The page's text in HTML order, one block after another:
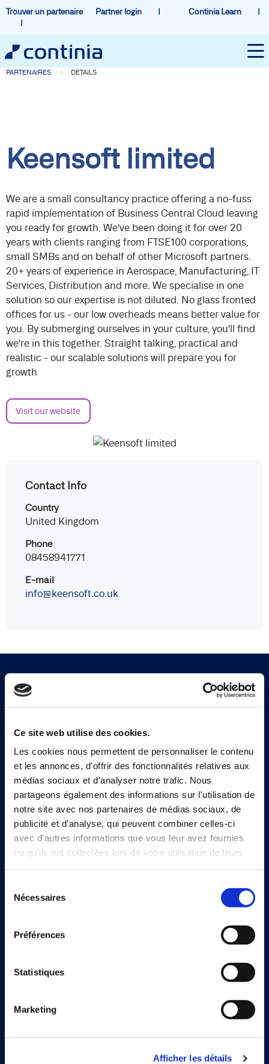
Ce site web utilise des cookies.
Les cookies nous permettent de personnaliser le contenu
et les annonces, d'offrir des fonctionnalités relatives aux
médias sociaux et d'analyser notre trafic. Nous
partageons également des informations sur l'utilisation de
notre site avec nos partenaires de médias sociaux, de
publicité et d'analyse, qui peuvent combiner celles-ci
avec d'autres informations que vous leur avez fournies
ou qu'ils ont collectées lors de votre utilisation de leurs
Nécessaires
Préférences
Statistiques
Marketing
Afficher les détails
Trouver un partenaire Partner login Continia Learn
PARTENAIRES DETAILS
Keensoft limited
We are a small consultancy practice offering a no-fuss
rapid implementation of Business Central Cloud leaving
you ready for growth. We've been doing it for over 20
years with clients ranging from FTSE100 corporations,
small SMBs and on behalf of other Microsoft partners.
20+ years of experience in Aerospace, Manufacturing, IT
Services, Distribution and more. We specialise in one
solution so our expertise is not diluted. No glass fronted
offices for us - our low overheads means better value for
you. By submerging ourselves in your culture, you'll find
we're in this together. Straight talking, practical and
realistic - our scalable solutions will prepare you for
growth
Visit our website
Contact Info
Country
United Kingdom
Phone
08458941771
E-mail
info@keensoft.co.uk
Abonnez-vous à notre
Inscrivez-vous
À propos de Continia
Trouver un partenaire